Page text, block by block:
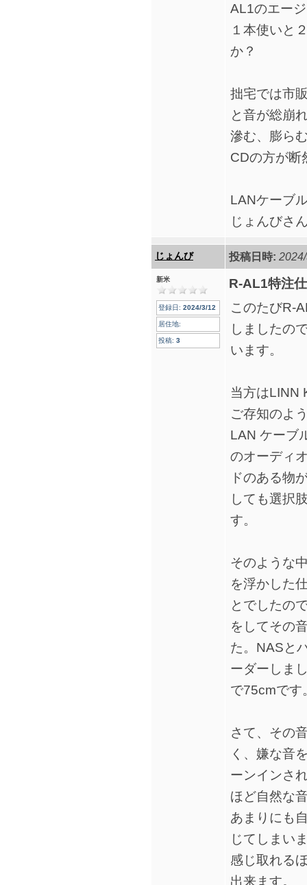
AL1のエー
１本使いと
か？
拙宅では市
と音が総崩
滲む、膨ら
CDの方が断
LANケーブ
じょんびさ
じょんび 投稿日時:
新米
登録日: 2024/3/12
居住地:
投稿: 3
R-AL1特注
このたびR-
しましたの
います。
当方はLINN
ご存知のよ
LAN ケーブ
のオーディ
ドのある物
しても選択
す。
そのような
を浮かした
とでしたの
をしてその
た。NASと
ーダーしま
で75cmです
さて、その
く、嫌な音
ーンインさ
ほど自然な
あまりにも
じてしまい
感じ取れる
出来ます。